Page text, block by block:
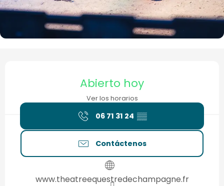
Abierto hoy
Ver los horarios
06 71 31 24 ▒▒
Contáctenos
www.theatreequestredechampagne.fr